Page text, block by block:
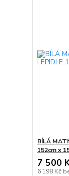
BÍLÁ
152cm x
7 500
6 198 Kč